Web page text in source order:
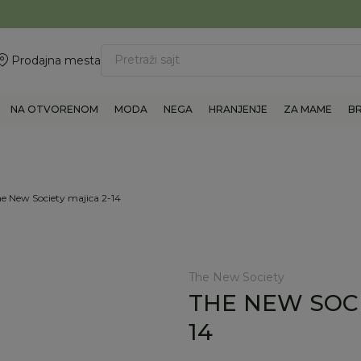
Prodajna mesta Pretraži sajt
NA OTVORENOM MODA NEGA HRANJENJE ZA MAME
New Society majica 2-14
The New Society
THE NEW
14